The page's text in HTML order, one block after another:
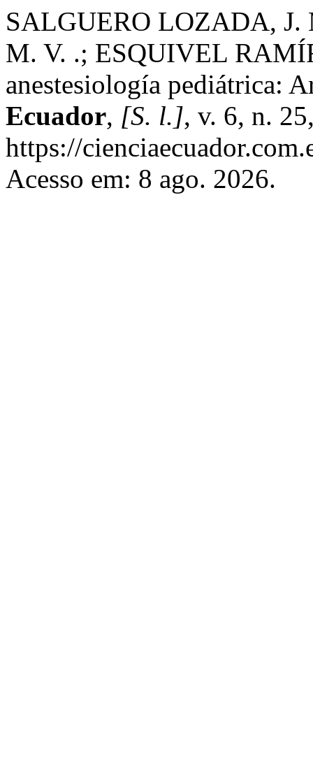
SALGUERO LOZADA,
M. V. .; ESQUIVEL
anestesiología pediátrica:
Ecuador, [S. l.], v. 6, n.
https://
Acesso em: 8 ago. 2026.